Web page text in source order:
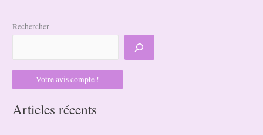
Rechercher
Votre avis compte !
Articles récents